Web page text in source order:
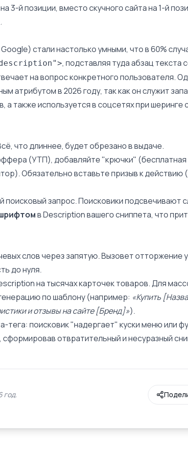
3-й позиции, вместо скучного сайта на 1-й
Google) стали настолько умными, что в 60%
, подставляя туда абзац текста
на вопрос конкретного пользователя.
атрибутом в 2026 году, так как он служит
а также используется в соцсетях при шеринге
что длиннее, будет обрезано в выдаче.
(УТП), добавляйте "крючки" (бесплатная
Обязательно вставьте призыв к действию
запрос. Поисковики подсвечивают
в Description вашего сниппета, что
слов через запятую. Вызовет отторжение
до нуля.
на тысячах карточек товаров. Для
по шаблону (например: «Купить
и отзывы на сайте [Бренд]»).
тега: поисковик "надергает" куски меню или
отвратительный и несуразный
год.